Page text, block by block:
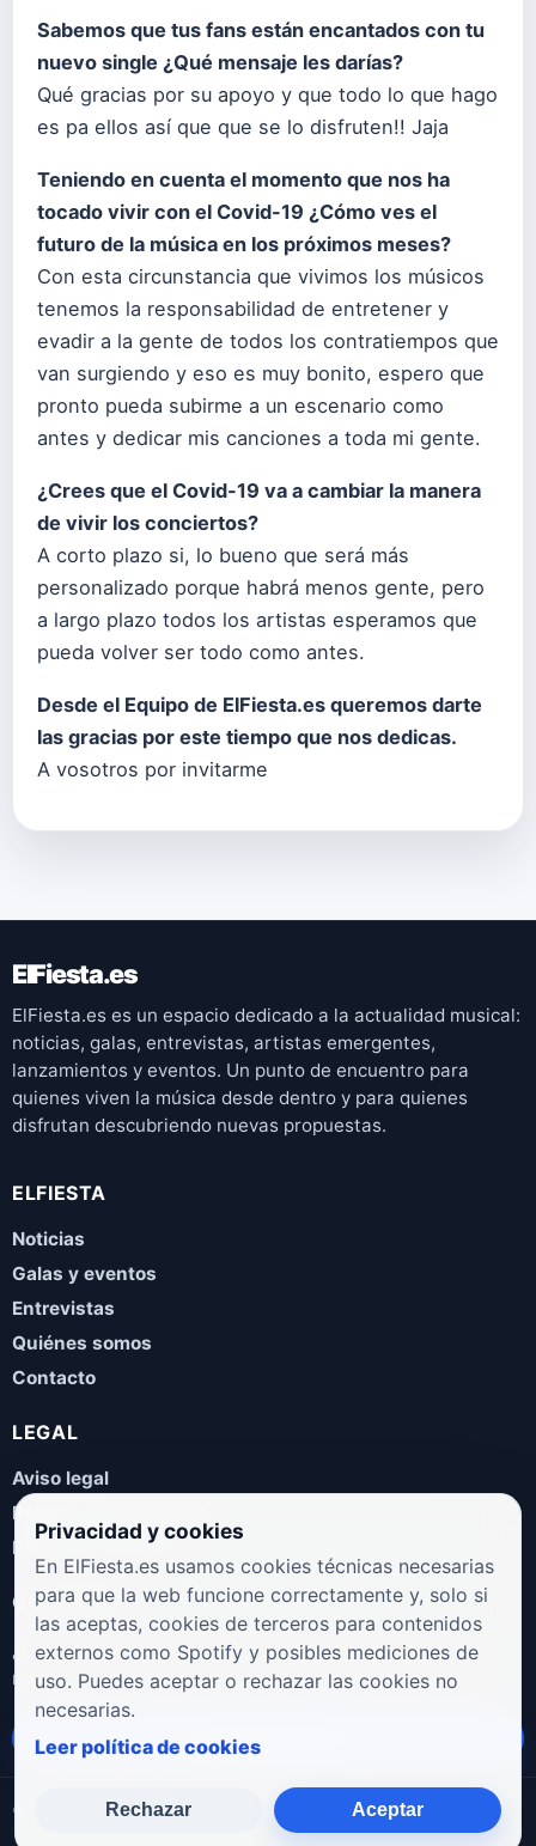
Sabemos que tus fans están encantados con tu
nuevo single ¿Qué mensaje les darías?
Qué gracias por su apoyo y que todo lo que hago
es pa ellos así que que se lo disfruten!! Jaja
Teniendo en cuenta el momento que nos ha
tocado vivir con el Covid-19 ¿Cómo ves el
futuro de la música en los próximos meses?
Con esta circunstancia que vivimos los músicos
tenemos la responsabilidad de entretener y
evadir a la gente de todos los contratiempos que
van surgiendo y eso es muy bonito, espero que
pronto pueda subirme a un escenario como
antes y dedicar mis canciones a toda mi gente.
¿Crees que el Covid-19 va a cambiar la manera
de vivir los conciertos?
A corto plazo si, lo bueno que será más
personalizado porque habrá menos gente, pero
a largo plazo todos los artistas esperamos que
pueda volver ser todo como antes.
Desde el Equipo de ElFiesta.es queremos darte
las gracias por este tiempo que nos dedicas.
A vosotros por invitarme
ElFiesta.es
ElFiesta.es es un espacio dedicado a la actualidad musical:
noticias, galas, entrevistas, artistas emergentes,
lanzamientos y eventos. Un punto de encuentro para
quienes viven la música desde dentro y para quienes
disfrutan descubriendo nuevas propuestas.
ELFIESTA
Noticias
Galas y eventos
Entrevistas
Quiénes somos
Contacto
LEGAL
Aviso legal
Política de privacidad
Política de cookies
COLABORA
¿Eres artista, manager, sello o promotor? Envíanos tus
novedades, galas, entrevistas o propuestas musicales.
Enviar propuesta
© 2026 ElFiesta.es Noticias · Galas · Entrevistas · Música
Privacidad y cookies
En ElFiesta.es usamos cookies técnicas necesarias
para que la web funcione correctamente y, solo si
las aceptas, cookies de terceros para contenidos
externos como Spotify y posibles mediciones de
uso. Puedes aceptar o rechazar las cookies no
necesarias.
Leer política de cookies
Rechazar Aceptar